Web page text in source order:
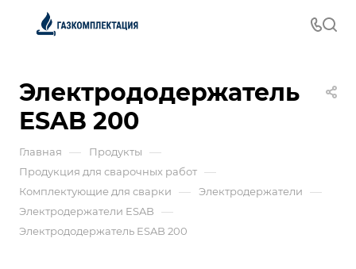
Электрододержатель
ESAB 200
Главная — Продукты —
Продукция для сварочных работ —
Комплектующие для сварки — Электродержатели —
Электродержатели ESAB —
Электрододержатель ESAB 200